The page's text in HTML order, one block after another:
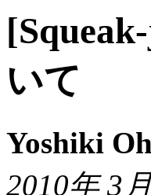
いて
Yoshiki
2010年 3